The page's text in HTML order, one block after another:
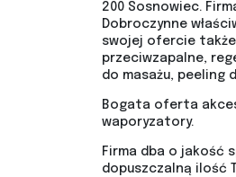
200 Sosnowiec.
Dobroczynne
swojej ofercie
przeciwzapalne,
do masażu, peeling
Bogata oferta
waporyzatory.
Firma dba o jakość
dopuszczalną ilość